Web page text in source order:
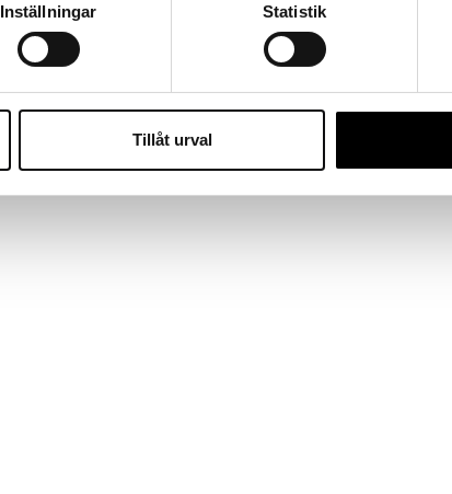
Inställningar Statistik
Tillåt urval